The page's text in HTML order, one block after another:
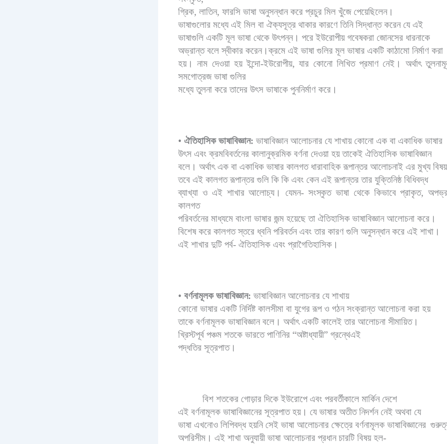
গ্রিক, লাতিন, ফারসি ভাষা অনুসন্ধান করে প্রচুর মিল খুঁজে পেয়েছিলেন।
ভাষাগুলোর মধ্যে এই মিল বা ঐক্যসূত্র থাকার কারণে তিনি সিদ্ধান্ত করেন যে এই
ভাষাগুলি একটি মূল ভাষা থেকে উৎপন্ন। পরে ইউরোপীয় গবেষকরা জোনসের ধারনাকে
অভ্রান্ত বলে স্বীকার করেন।ক্রমে এই ভাষা গুলির মূল ভাষার একটি কাঠামো নির্মাণ করা
হয়। নাম দেওয়া হয় ইন্দো-ইউরোপীয়,যার কোনো লিখিত প্রমাণ নেই। অর্থাৎ
সমগোত্রজ ভাষা গুলির
মধ্যে তুলনা করে তাদের উৎস ভাষাকে পুননির্মাণ করে।
• ঐতিহাসিক ভাষাবিজ্ঞান: ভাষাবিজ্ঞান আলোচনার যে শাখায় কোনো এক বা একাধিক ভাষার
উৎস এবং ক্রমবিবর্তনের কালানুক্রমিক বর্ণনা দেওয়া হয় তাকেই ঐতিহাসিক ভাষাবিজ্ঞান
বলে। অর্থাৎ এক বা একাধিক ভাষার কালগত ধারাবাহিক রূপান্তর আলোচনাই এর মুখ্য
তবে এই কালগত রূপান্তর গুলি কি কি এবং কেন এই রূপান্তর তার যুক্তিনিষ্ঠ বিধিবদ্ধ
ব্যাখ্যা ও এই শাখার আলোচ্য। যেমন- সংস্কৃত ভাষা থেকে কিভাবে প্রাকৃত,
কালগত
পরিবর্তনের মাধ্যমে বাংলা ভাষার জন্ম হয়েছে তা ঐতিহাসিক ভাষাবিজ্ঞান আলোচনা করে।
বিশেষ করে কালগত স্তরে ধ্বনি পরিবর্তন এবং তার কারণ গুলি অনুসন্ধান করে এই শাখা।
এই শাখার দুটি পর্ব- ঐতিহাসিক এবং প্রাগৈতিহাসিক।
• বর্ণনামূলক ভাষাবিজ্ঞান: ভাষাবিজ্ঞান আলোচনার যে শাখায়
কোনো ভাষার একটি নির্দিষ্ট কালসীমা বা যুগের রূপ ও গঠন সংক্রান্ত আলোচনা করা হয়
তাকে বর্ণনামূলক ভাষাবিজ্ঞান বলে। অর্থাৎ একটি কালেই তার আলোচনা সীমায়িত।
খ্রিস্টপূর্ব পঞ্চম শতকে ভারতে পাণিনির “অষ্টাধ্যায়ী” গ্রন্থেএই
পদ্ধতির সূত্রপাত।
বিশ শতকের গোড়ার দিকে ইউরোপে এবং পরবর্তীকালে মার্কিন দেশে
এই বর্ণনামূলক ভাষাবিজ্ঞানের সূত্রপাত হয়। যে ভাষার অতীত নিদর্শন নেই অথবা যে
ভাষা এখনোও লিপিবদ্ধ হয়নি সেই ভাষা আলোচনার ক্ষেত্রে বর্ণনামূলক ভাষাবিজ্ঞানের
অপরিসীম। এই শাখা অনুযায়ী ভাষা আলোচনার প্রধান চারটি বিষয় হল-